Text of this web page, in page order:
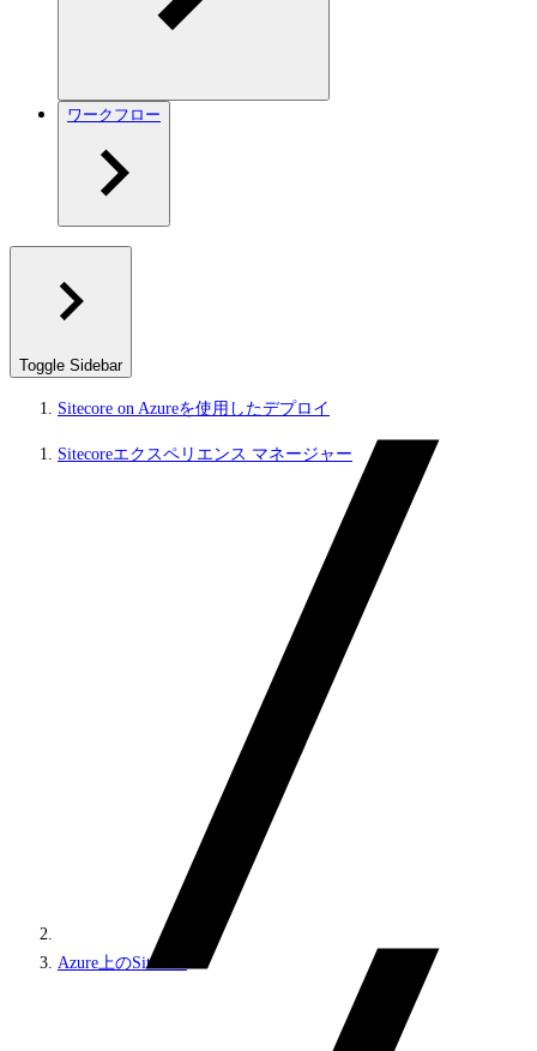
ワークフロー
Toggle Sidebar
Sitecore on Azureを使用したデプロイ
Sitecoreエクスペリエンス マネージャー
Azure上のSitecore